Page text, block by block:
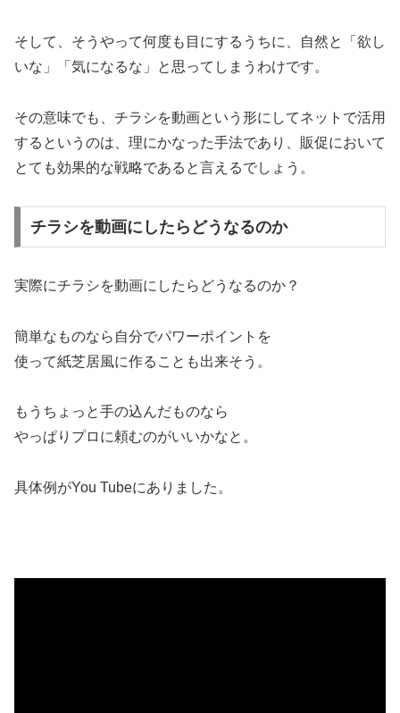
そして、そうやって何度も目にするうちに、自然と「欲し
いな」「気になるな」と思ってしまうわけです。
その意味でも、チラシを動画という形にしてネットで活用
するというのは、理にかなった手法であり、販促において
とても効果的な戦略であると言えるでしょう。
チラシを動画にしたらどうなるのか
実際にチラシを動画にしたらどうなるのか？
簡単なものなら自分でパワーポイントを
使って紙芝居風に作ることも出来そう。
もうちょっと手の込んだものなら
やっぱりプロに頼むのがいいかなと。
具体例がYou Tubeにありました。